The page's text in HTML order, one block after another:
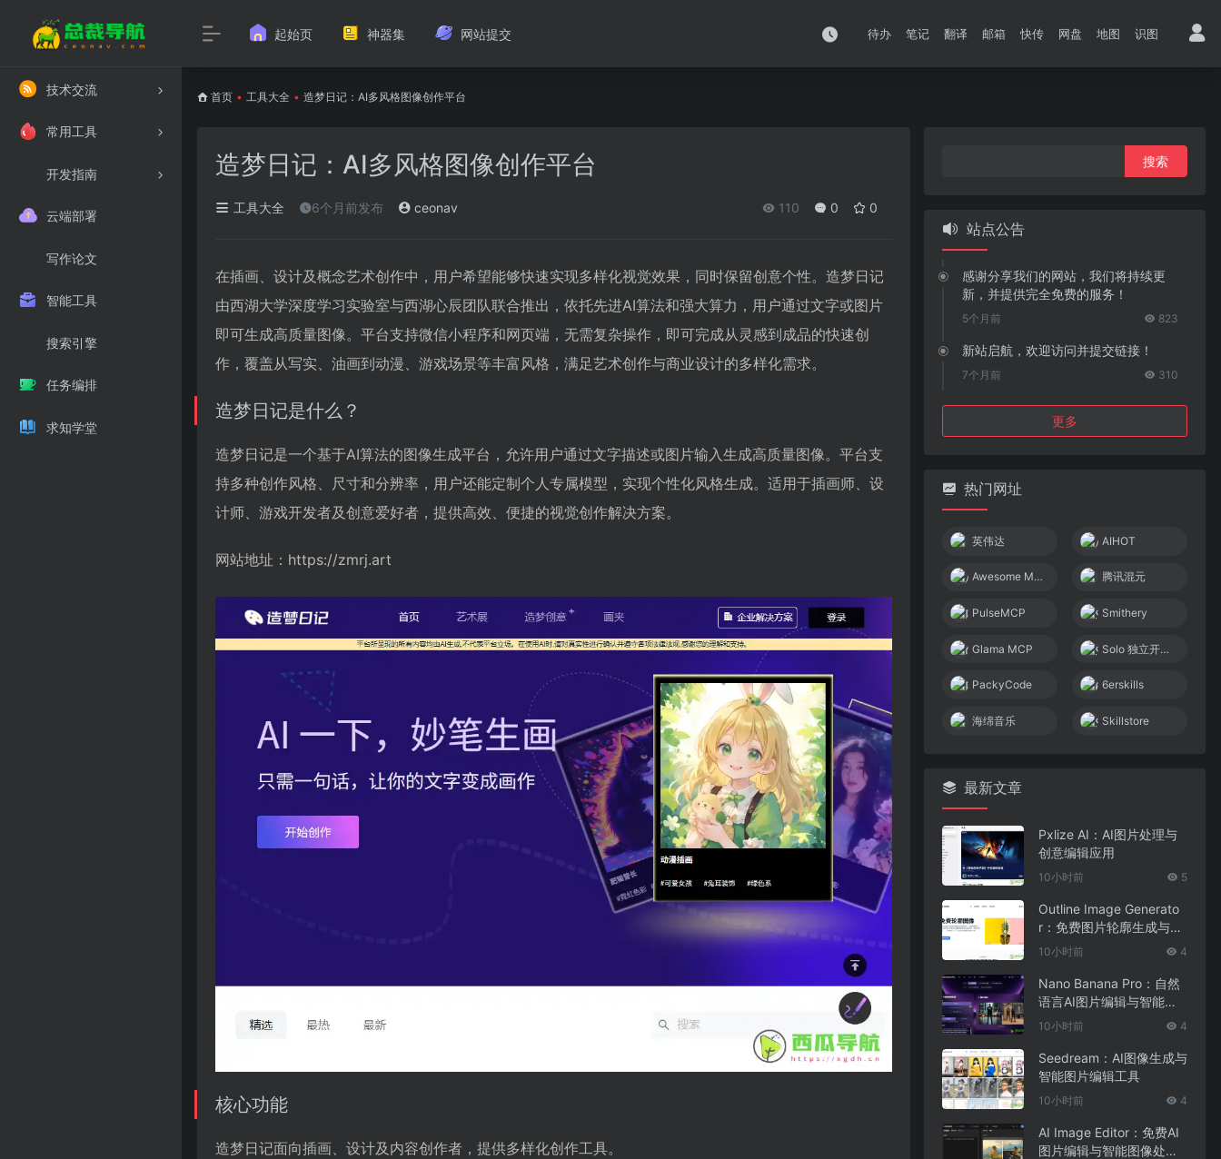
技术交流
常用工具
开发指南
云端部署
写作论文
智能工具
搜索引擎
任务编排
求知学堂
起始页 神器集 网站提交 待办 笔记 翻译 邮箱 快传 网盘 地图 识图
首页 • 工具大全 • 造梦日记：AI多风格图像创作平台
造梦日记：AI多风格图像创作平台
工具大全 6个月前发布 ceonav 110 0 0
在插画、设计及概念艺术创作中，用户希望能够快速实现多样化视觉效果，同时保留创意个性。造梦日记
由西湖大学深度学习实验室与西湖心辰团队联合推出，依托先进AI算法和强大算力，用户通过文字或图片
即可生成高质量图像。平台支持微信小程序和网页端，无需复杂操作，即可完成从灵感到成品的快速创
作，覆盖从写实、油画到动漫、游戏场景等丰富风格，满足艺术创作与商业设计的多样化需求。
造梦日记是什么？
造梦日记是一个基于AI算法的图像生成平台，允许用户通过文字描述或图片输入生成高质量图像。平台支
持多种创作风格、尺寸和分辨率，用户还能定制个人专属模型，实现个性化风格生成。适用于插画师、设
计师、游戏开发者及创意爱好者，提供高效、便捷的视觉创作解决方案。
网站地址：https://zmrj.art
核心功能
造梦日记面向插画、设计及内容创作者，提供多样化创作工具。
站点公告
感谢分享我们的网站，我们将持续更
新，并提供完全免费的服务！
5个月前 823
新站启航，欢迎访问并提交链接！
7个月前 310
更多
热门网址
英伟达 AIHOT
Awesome MCP Servers 腾讯混元
PulseMCP Smithery
Glama MCP Solo 独立开发者社区
PackyCode 6erskills
海绵音乐 Skillstore
最新文章
Pxlize AI：AI图片处理与
创意编辑应用
10小时前 5
Outline Image Generato
r：免费图片轮廓生成与在
线图像编辑工具
10小时前 4
Nano Banana Pro：自然
语言AI图片编辑与智能图
像处理工具
10小时前 4
Seedream：AI图像生成与
智能图片编辑工具
10小时前 4
AI Image Editor：免费AI
图片编辑与智能图像处理